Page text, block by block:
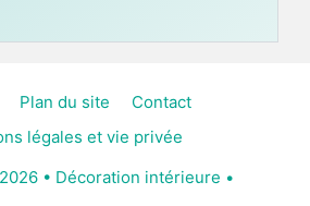
Plan du site
Contact
légales et vie privée
• Décoration intérieure •